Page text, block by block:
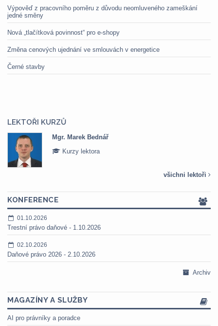
Výpověď z pracovního poměru z důvodu neomluveného zameškání
jedné směny
Nová „tlačítková povinnost“ pro e-shopy
Změna cenových ujednání ve smlouvách v energetice
Černé stavby
LEKTOŘI KURZŮ
všichni lektoři
KONFERENCE
01.10.2026
Trestní právo daňové - 1.10.2026
02.10.2026
Daňové právo 2026 - 2.10.2026
Archiv
MAGAZÍNY A SLUŽBY
AI pro právníky a poradce